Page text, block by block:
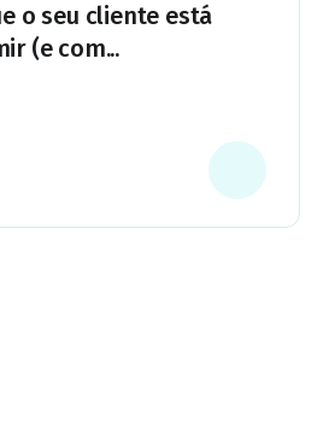
o seu cliente está
(e com...